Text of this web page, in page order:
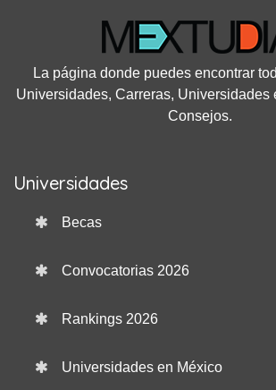
La página donde puedes encontrar
Universidades, Carreras, Universidades
Consejos.
Universidades
Becas
Convocatorias 2026
Rankings 2026
Universidades en México